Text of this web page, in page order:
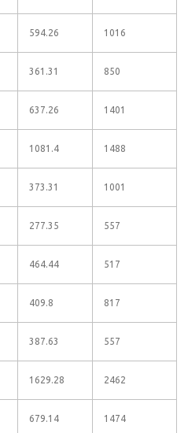
594.26 1016
361.31 850
637.26 1401
1081.4 1488
373.31 1001
277.35 557
464.44 517
409.8 817
387.63 557
1629.28 2462
679.14 1474